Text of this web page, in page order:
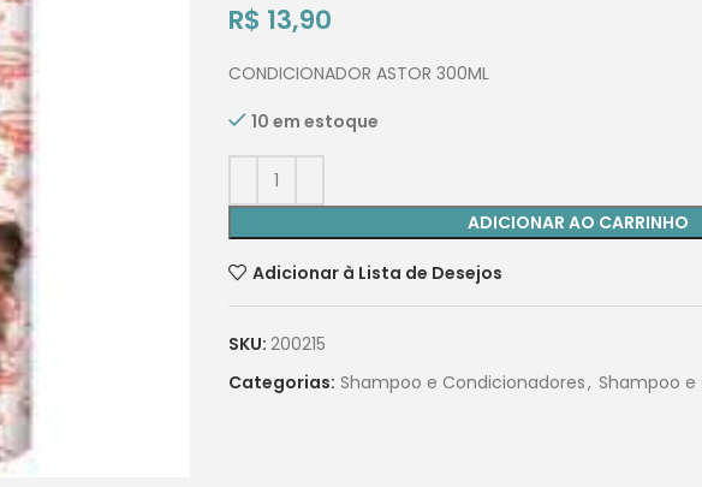
R$ 13,90
CONDICIONADOR ASTOR 300ML
10 em estoque
ADICIONAR AO CARRINHO
Adicionar à Lista de Desejos
SKU: 200215
Categorias: Shampoo e Condicionadores, Shampoo e